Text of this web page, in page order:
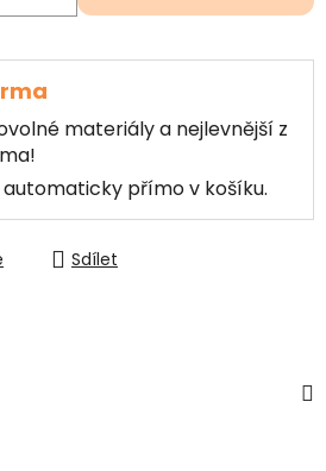
materiály a nejlevnější z
přímo v košíku.
Sdílet